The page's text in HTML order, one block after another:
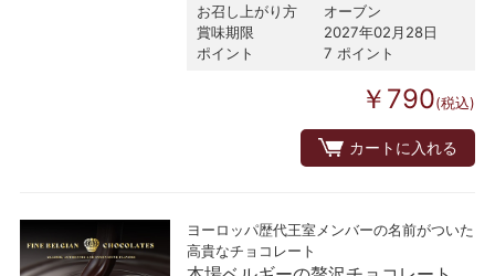
お召し上がり方
オーブン
賞味期限
2027年02月28日
ポイント
7 ポイント
￥790(税込)
カートに入れる
ヨーロッパ歴代王室メンバーの名前がついた
高貴なチョコレート